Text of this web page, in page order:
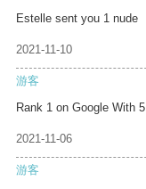
Estelle sent you 1 nude
2021-11-10
游客
Rank 1 on Google With 5
2021-11-06
游客